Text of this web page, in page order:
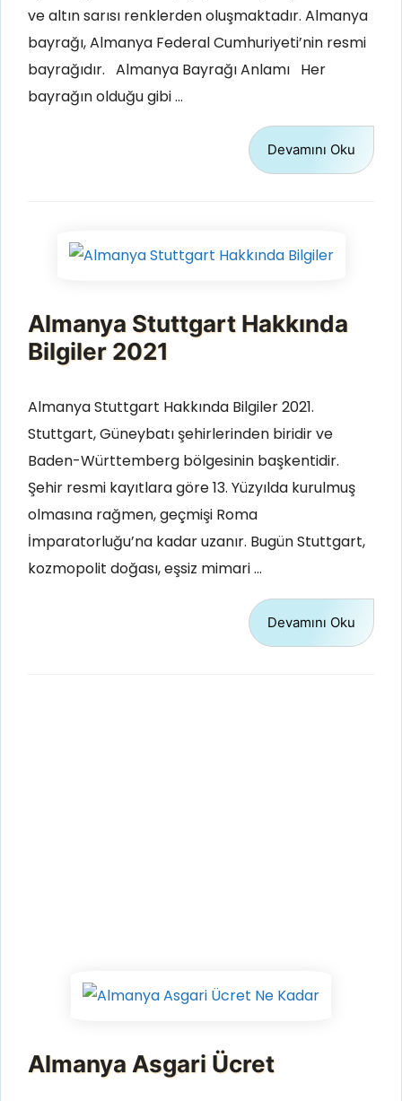
ve altın sarısı renklerden oluşmaktadır. Almanya
bayrağı, Almanya Federal Cumhuriyeti’nin resmi
bayrağıdır. Almanya Bayrağı Anlamı Her
bayrağın olduğu gibi …
Devamını Oku
Almanya Stuttgart Hakkında
Bilgiler 2021
Almanya Stuttgart Hakkında Bilgiler 2021.
Stuttgart, Güneybatı şehirlerinden biridir ve
Baden-Württemberg bölgesinin başkentidir.
Şehir resmi kayıtlara göre 13. Yüzyılda kurulmuş
olmasına rağmen, geçmişi Roma
İmparatorluğu’na kadar uzanır. Bugün Stuttgart,
kozmopolit doğası, eşsiz mimari …
Devamını Oku
Almanya Asgari Ücret